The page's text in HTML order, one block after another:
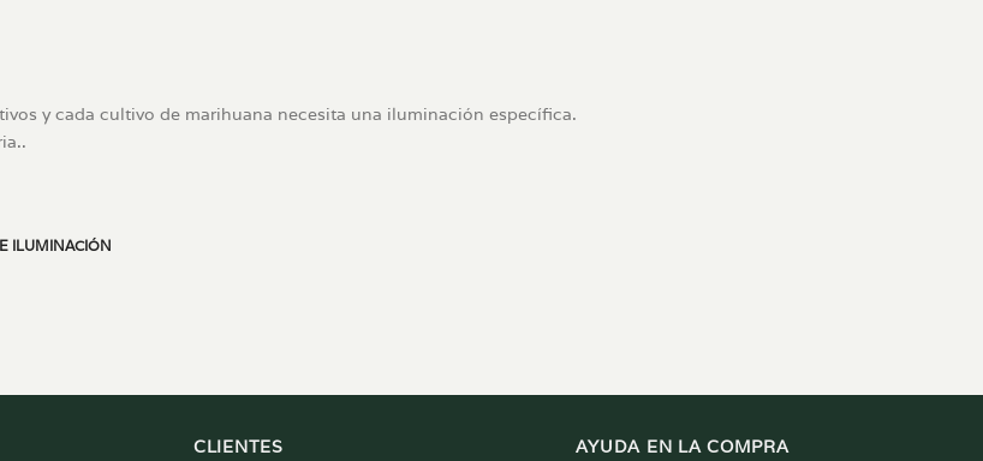
y cada cultivo de marihuana necesita una iluminación específica.
ILUMINACIÓN
CLIENTES AYUDA EN LA COMPRA